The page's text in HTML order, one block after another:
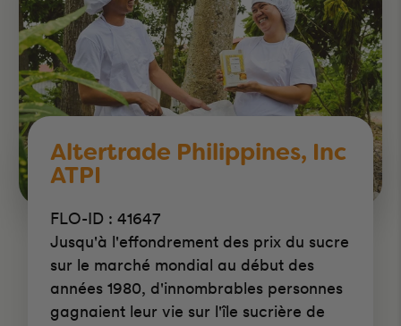
Altertrade Philippines, Inc
ATPI
FLO-ID : 41647
Jusqu'à l'effondrement des prix du sucre
sur le marché mondial au début des
années 1980, d'innombrables personnes
gagnaient leur vie sur l'île sucrière de